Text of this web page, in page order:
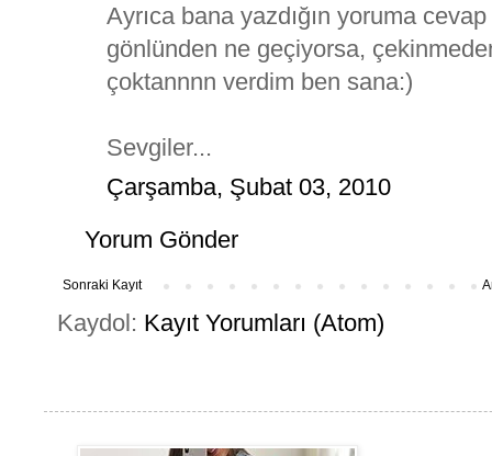
Ayrıca bana yazdığın yoruma
gönlünden ne geçiyorsa,
çoktannnn verdim ben sana:)
Sevgiler...
Çarşamba, Şubat 03, 2010
Yorum Gönder
Sonraki Kayıt
Kaydol: Kayıt Yorumları (Atom)